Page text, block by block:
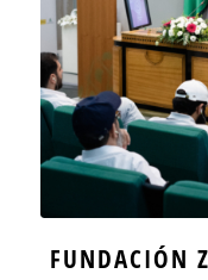
FUNDACIÓN